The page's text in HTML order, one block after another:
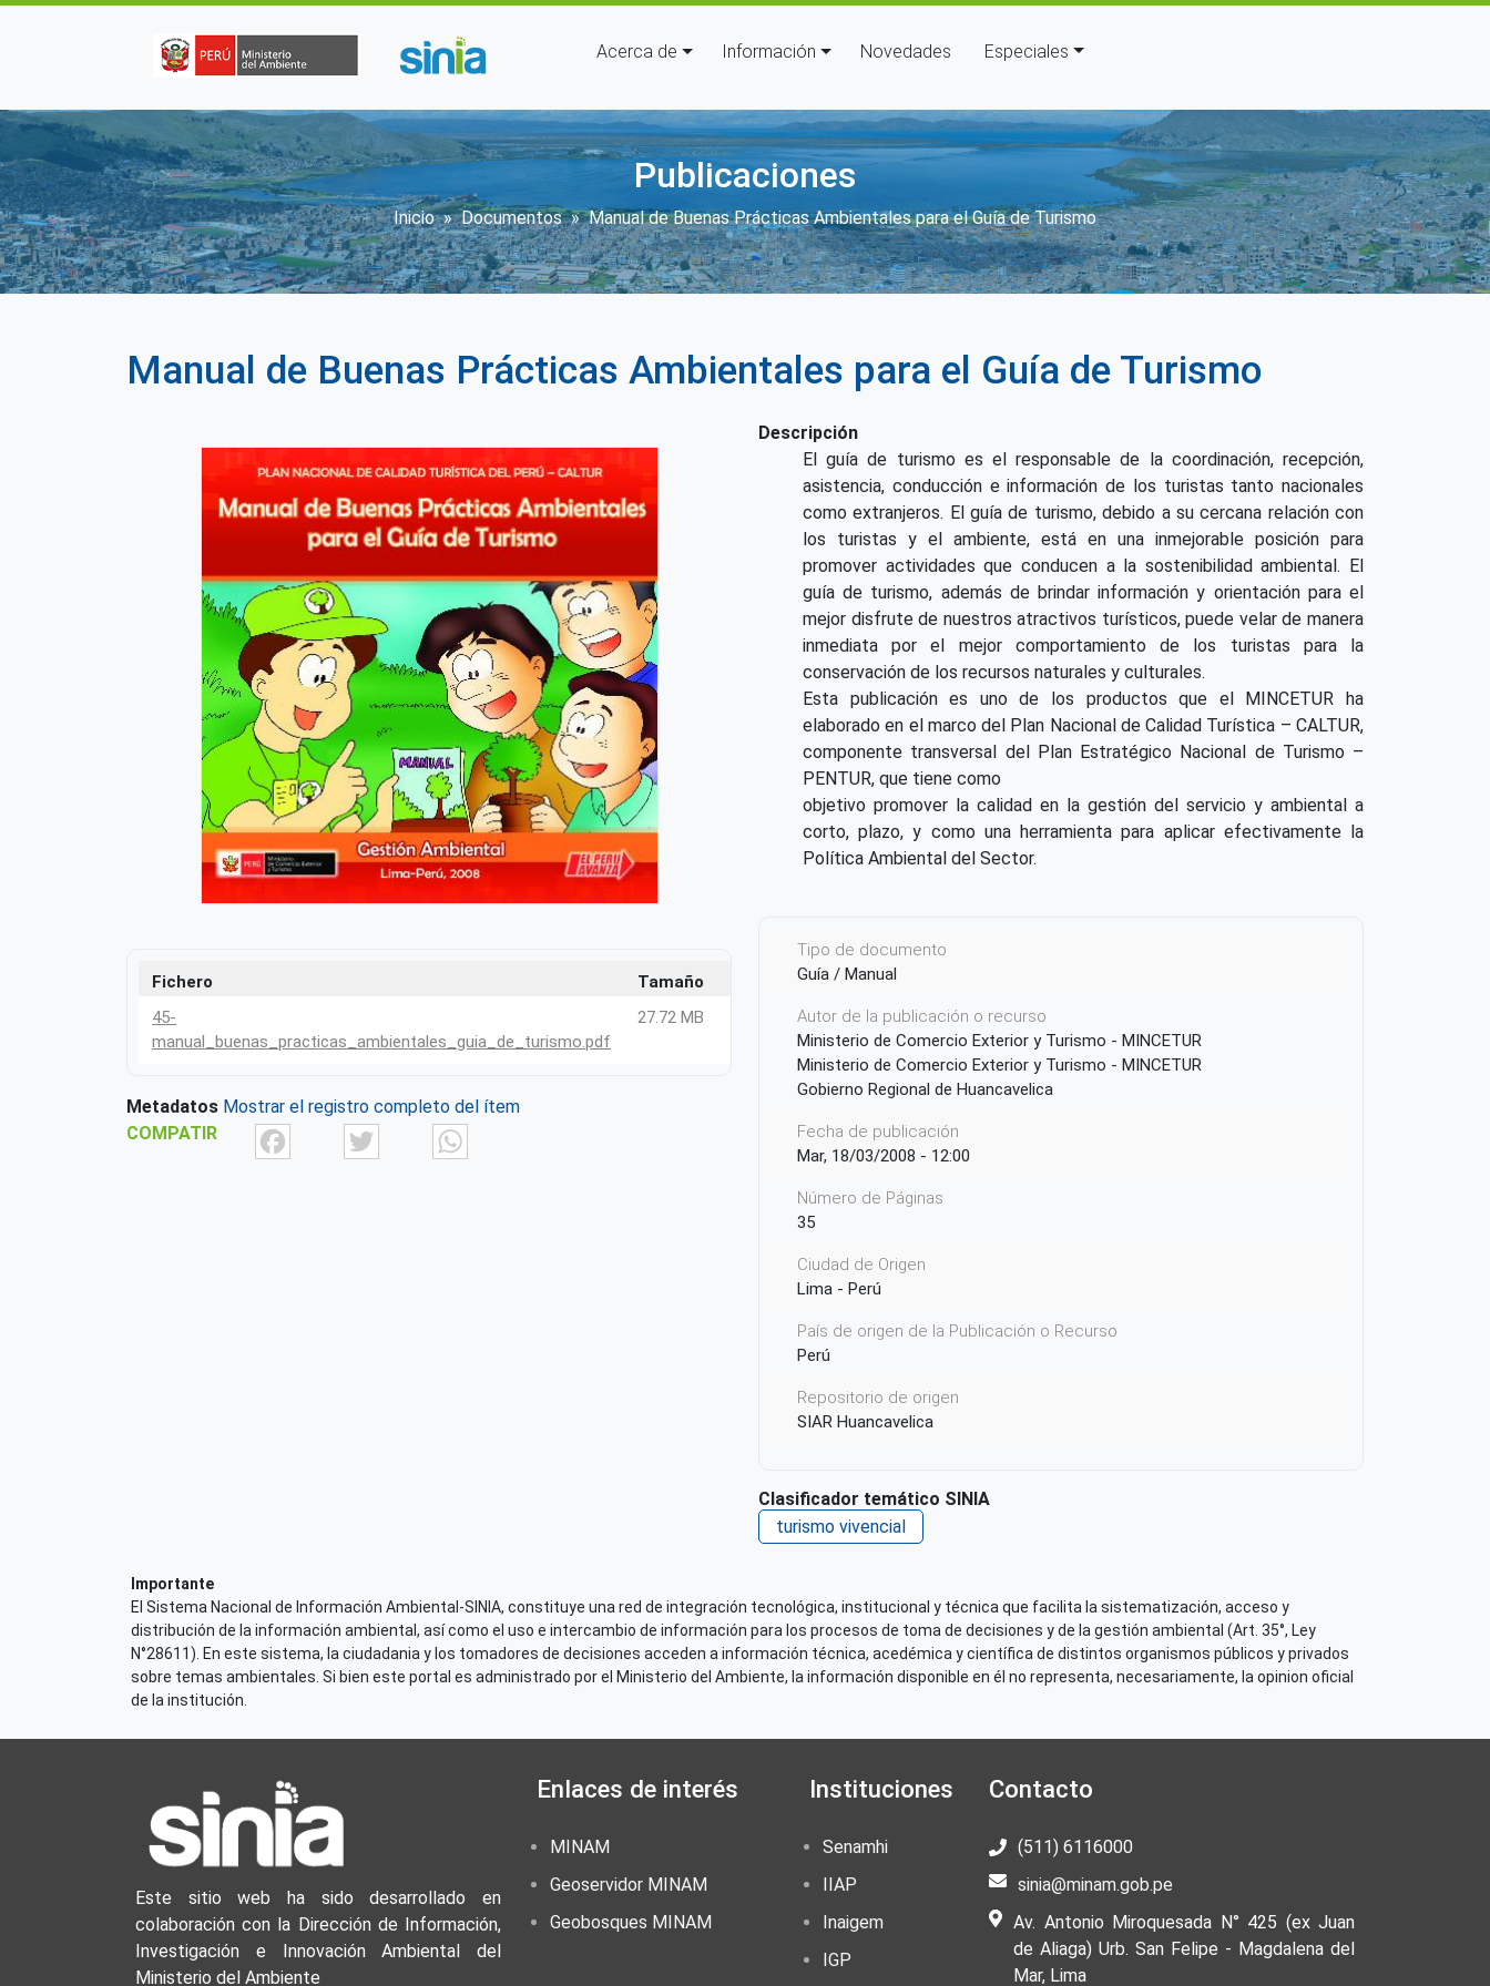
Navegación principal
Acerca de Información Novedades Especiales
Publicaciones
Sobrescribir enlaces de ayuda a la navegación
Inicio Documentos Manual de Buenas Prácticas Ambientales para el Guía de Turismo
Manual de Buenas Prácticas Ambientales para el Guía de Turismo
Fichero Tamaño
Formato
45-
manual_buenas_practicas_ambientales_guia_de_turismo.pdf
27.72 MB
Metadatos Mostrar el registro completo del ítem
COMPATIR
FacebookTwitter
Descripción
El guía de turismo es el responsable de la coordinación, recepción,
asistencia, conducción e información de los turistas tanto nacionales
como extranjeros. El guía de turismo, debido a su cercana relación con
los turistas y el ambiente, está en una inmejorable posición para
promover actividades que conducen a la sostenibilidad ambiental. El
guía de turismo, además de brindar información y orientación para el
mejor disfrute de nuestros atractivos turísticos, puede velar de manera
inmediata por el mejor comportamiento de los turistas para la
conservación de los recursos naturales y culturales.
Esta publicación es uno de los productos que el MINCETUR ha
elaborado en el marco del Plan Nacional de Calidad Turística – CALTUR,
componente transversal del Plan Estratégico Nacional de Turismo –
PENTUR, que tiene como
objetivo promover la calidad en la gestión del servicio y ambiental a
corto, plazo, y como una herramienta para aplicar efectivamente la
Política Ambiental del Sector.
Tipo de documento
Guía / Manual
Autor de la publicación o recurso
Ministerio de Comercio Exterior y Turismo - MINCETUR
Ministerio de Comercio Exterior y Turismo - MINCETUR
Gobierno Regional de Huancavelica
Fecha de publicación
Mar, 18/03/2008 - 12:00
Número de Páginas
35
Ciudad de Origen
Lima - Perú
País de origen de la Publicación o Recurso
Perú
Repositorio de origen
SIAR Huancavelica
Clasificador temático SINIA
turismo vivencial
Importante
El Sistema Nacional de Información Ambiental-SINIA, constituye una red de integración tecnológica, institucional y técnica que facilita la sistematización, acceso y
distribución de la información ambiental, así como el uso e intercambio de información para los procesos de toma de decisiones y de la gestión ambiental (Art. 35°, Ley
N°28611). En este sistema, la ciudadania y los tomadores de decisiones acceden a información técnica, acedémica y científica de distintos organismos públicos y privados
sobre temas ambientales. Si bien este portal es administrado por el Ministerio del Ambiente, la información disponible en él no representa, necesariamente, la opinion oficial
de la institución.
Este sitio web ha sido desarrollado en
colaboración con la Dirección de Información,
Investigación e Innovación Ambiental del
Ministerio del Ambiente
Enlaces de interés
MINAM
Geoservidor MINAM
Geobosques MINAM
Instituciones
Senamhi
IIAP
Inaigem
IGP
Contacto
(511) 6116000
sinia@minam.gob.pe
Av. Antonio Miroquesada N° 425 (ex Juan
de Aliaga) Urb. San Felipe - Magdalena del
Mar, Lima